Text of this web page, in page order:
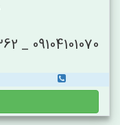
09104101070 _ 09143338362 _ 04445230022